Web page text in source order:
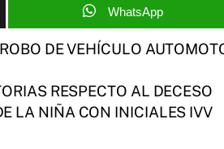
WhatsApp
DE VEHÍCULO
RESPECTO AL DECESO
LA NIÑA CON INICIALES IVV